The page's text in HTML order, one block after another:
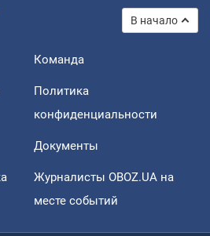
В начало
Команда
Политика
конфиденциальности
Документы
Журналисты OBOZ.UA на
месте событий